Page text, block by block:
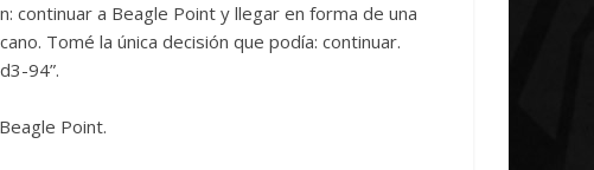
continuar a Beagle Point y llegar en forma de una
Tomé la única decisión que podía: continuar.
94”.
Point.